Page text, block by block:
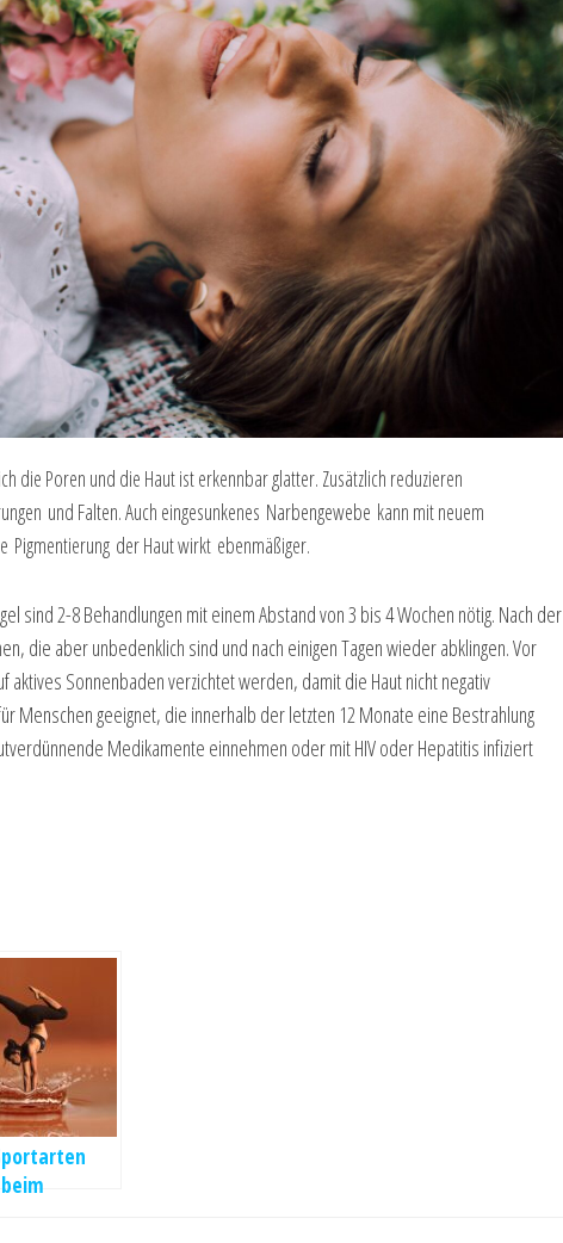
die Poren und die Haut ist erkennbar glatter. Zusätzlich reduzieren
und Falten. Auch eingesunkenes Narbengewebe kann mit neuem
Pigmentierung der Haut wirkt ebenmäßiger.
sind 2-8 Behandlungen mit einem Abstand von 3 bis 4 Wochen nötig. Nach der
die aber unbedenklich sind und nach einigen Tagen wieder abklingen. Vor
aktives Sonnenbaden verzichtet werden, damit die Haut nicht negativ
Menschen geeignet, die innerhalb der letzten 12 Monate eine Bestrahlung
Medikamente einnehmen oder mit HIV oder Hepatitis infiziert